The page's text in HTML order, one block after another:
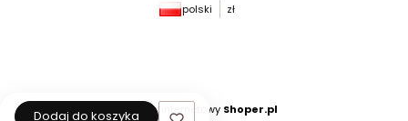
polski zł
Sklep internetowy Shoper.pl
Dodaj do koszyka